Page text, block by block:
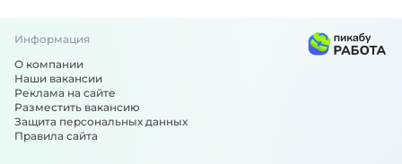
Информация
О компании
Наши вакансии
Реклама на сайте
Разместить вакансию
Защита персональных данных
Правила сайта